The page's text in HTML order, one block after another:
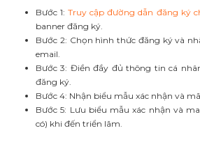
Bước 1:Truy cập đường dẫn đăng ký
banner đăng ký.
Bước 2: Chọn hình thức đăng ký và
email.
Bước 3: Điền đầy đủ thông tin cá
đăng ký.
Bước 4: Nhận biểu mẫu xác nhận và
Bước 5: Lưu biểu mẫu xác nhận và
có) khi đến triển lãm.